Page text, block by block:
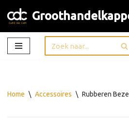
Ga
naar
de
Home \ Accessoires \ Rubberen